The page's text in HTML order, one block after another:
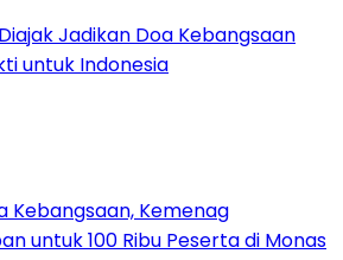
Jadikan Doa Kebangsaan
untuk Indonesia
Kebangsaan, Kemenag
untuk 100 Ribu Peserta di Monas